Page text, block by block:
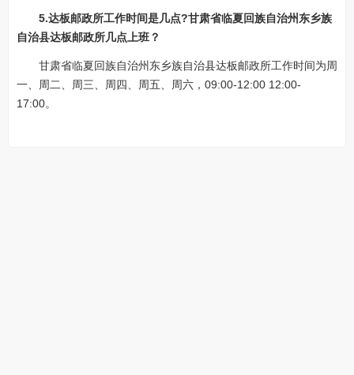
5.达板邮政所工作时间是几点?甘肃省临夏回族自治州东乡族
自治县达板邮政所几点上班？
甘肃省临夏回族自治州东乡族自治县达板邮政所工作时间为周
一、周二、周三、周四、周五、周六，09:00-12:00 12:00-
17:00。